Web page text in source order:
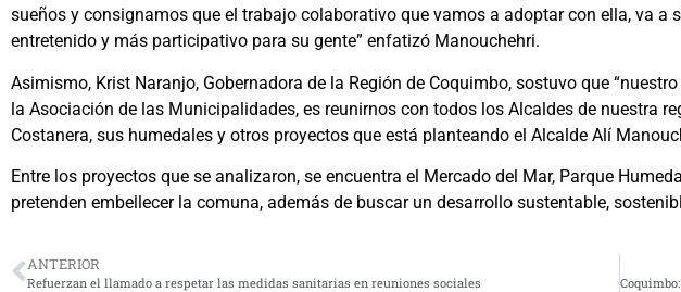
sueños y consignamos que el trabajo colaborativo que vamos a adoptar con ella, va
entretenido y más participativo para su gente” enfatizó Manouchehri.
Asimismo, Krist Naranjo, Gobernadora de la Región de Coquimbo, sostuvo que
la Asociación de las Municipalidades, es reunirnos con todos los Alcaldes de nuestra
Costanera, sus humedales y otros proyectos que está planteando el Alcalde Alí
Entre los proyectos que se analizaron, se encuentra el Mercado del Mar, Parque
pretenden embellecer la comuna, además de buscar un desarrollo sustentable,
ANTERIOR
Refuerzan el llamado a respetar las medidas sanitarias en reuniones sociales